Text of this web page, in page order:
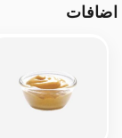
اضافات